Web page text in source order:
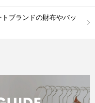
ブランドの財布やバッ